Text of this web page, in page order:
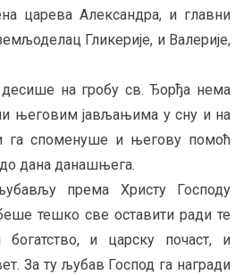
царева Александра, и главни
Гликерије, и Валерије,
десише на гробу св. Ђорђа нема
његовим јављањима у сну и на
га споменуше и његову помоћ
дана данашњега.
према Христу Господу
тешко све оставити ради те
и царску почаст, и
За ту љубав Господ га награди